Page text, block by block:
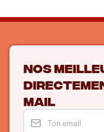
Nos
mail